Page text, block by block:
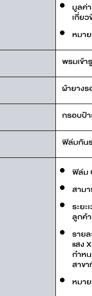
มูลค่
เกี่ยว
หมา
พรมเข้
ผ้ายาง
กรอบป้
ฟิล์มกัน
ฟิล์ม
สาม
ระย
ลูกค้
ราย
แสง
กำห
สาข
หมา